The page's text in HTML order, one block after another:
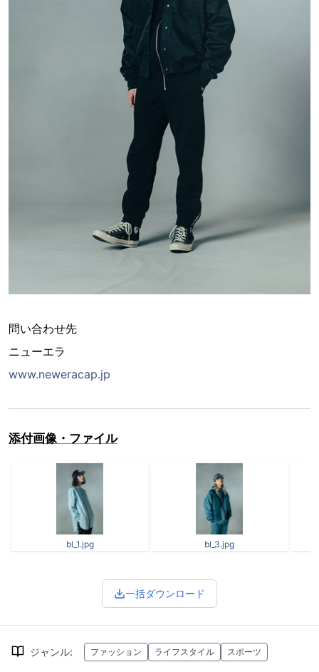
問い合わせ先
ニューエラ
www.neweracap.jp
添付画像・ファイル
bl_1.jpg bl_3.jpg
一括ダウンロード
ジャンル: ファッション ライフスタイル スポーツ